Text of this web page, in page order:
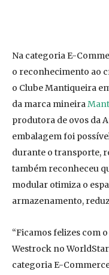
Na categoria E-
o reconhecimento ao
o Clube Mantiqueira
da marca mineira
produtora de ovos da
embalagem foi
durante o transporte,
também reconheceu
modular otimiza o
armazenamento,
“Ficamos felizes com
Westrock no
categoria E-